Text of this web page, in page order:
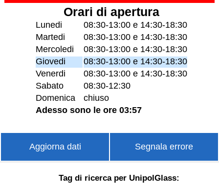
Orari di apertura
Lunedi
08:30-13:00 e 14:30-18:30
Martedi
08:30-13:00 e 14:30-18:30
Mercoledi
08:30-13:00 e 14:30-18:30
Giovedi
08:30-13:00 e 14:30-18:30
Venerdi
08:30-13:00 e 14:30-18:30
Sabato
08:30-12:30
Domenica
chiuso
Adesso sono le ore 03:57
Aggiorna dati Segnala errore
Tag di ricerca per UnipolGlass: